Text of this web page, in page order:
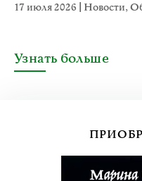
17 июля 2026 Новости,
Узнать больше